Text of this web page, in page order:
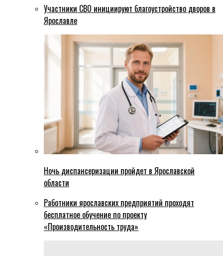
Участники СВО инициируют благоустройство дворов в
Ярославле
Ночь диспансеризации пройдет в Ярославской
области
Работники ярославских предприятий проходят
бесплатное обучение по проекту
«Производительность труда»